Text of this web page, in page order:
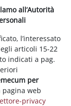
all’Autorità
l’interessato
articoli 15-22
indicati a pag.
per
web
privacy